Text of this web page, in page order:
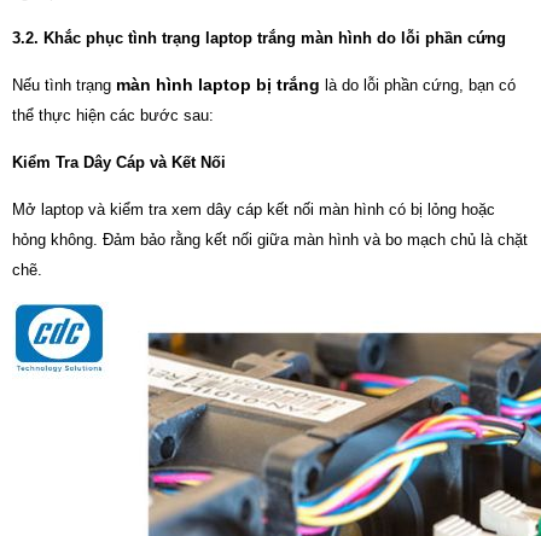
3.2. Khắc phục tình trạng laptop trắng màn hình do lỗi phần cứng
Nếu tình trạng màn hình laptop bị trắng là do lỗi phần cứng, bạn có
thể thực hiện các bước sau:
Kiểm Tra Dây Cáp và Kết Nối
Mở laptop và kiểm tra xem dây cáp kết nối màn hình có bị lỏng hoặc
hỏng không. Đảm bảo rằng kết nối giữa màn hình và bo mạch chủ là chặt
chẽ.